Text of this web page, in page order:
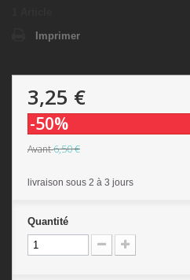
Imprimer
3,25 €
-50%
Avant6,50 €
livraison sous 2 à 3 jours
Quantité